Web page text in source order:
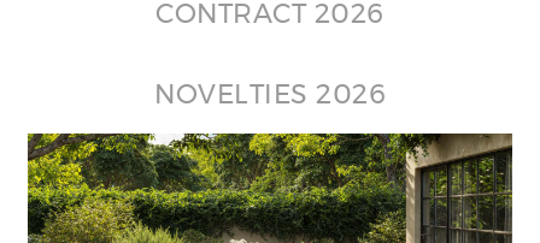
CONTRACT 2026
NOVELTIES 2026